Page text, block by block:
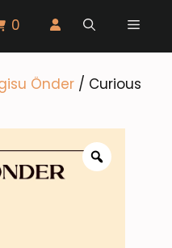
0 Menu
Önder / Curious